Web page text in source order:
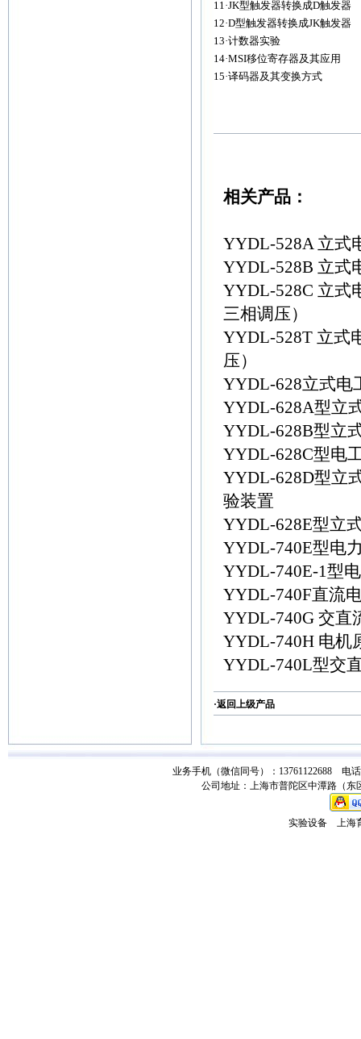
11·JK型触发器转换成D触发器
12·D型触发器转换成JK触发器
13·计数器实验
14·MSI移位寄存器及其应用
15·译码器及其变换方式
相关产品：
YYDL-528A 立式
YYDL-528B 立式
YYDL-528C 立式
三相调压）
YYDL-528T 立式
压）
YYDL-628立式电
YYDL-628A型立
YYDL-628B型立
YYDL-628C型电
YYDL-628D型立
验装置
YYDL-628E型立
YYDL-740E型电
YYDL-740E-1型
YYDL-740F直流
YYDL-740G 交直
YYDL-740H 电机
YYDL-740L型交
·返回上级产品
业务手机（微信同号）：13761122688 电
公司地址：上海市普陀区中潭路（
实验设备 上海